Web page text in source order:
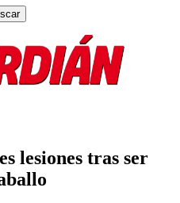
lesiones tras ser